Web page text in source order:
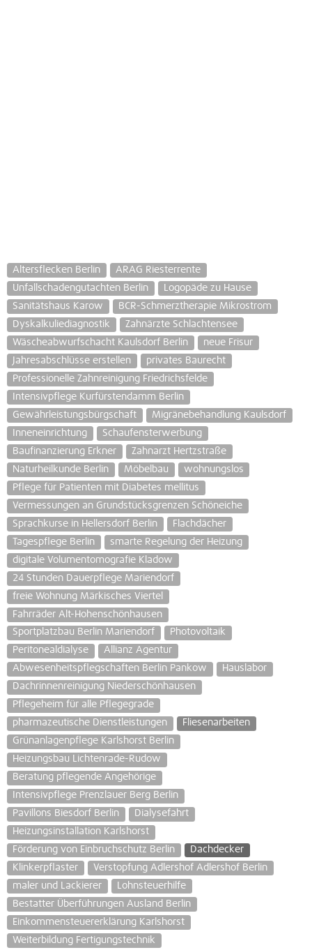
Altersflecken Berlin
ARAG Riesterrente
Unfallschadengutachten Berlin
Logopäde zu Hause
Sanitätshaus Karow
BCR-Schmerztherapie Mikrostrom
Dyskalkuliediagnostik
Zahnärzte Schlachtensee
Wäscheabwurfschacht Kaulsdorf Berlin
neue Frisur
Jahresabschlüsse erstellen
privates Baurecht
Professionelle Zahnreinigung Friedrichsfelde
Intensivpflege Kurfürstendamm Berlin
Gewährleistungsbürgschaft
Migränebehandlung Kaulsdorf
Inneneinrichtung
Schaufensterwerbung
Baufinanzierung Erkner
Zahnarzt Hertzstraße
Naturheilkunde Berlin
Möbelbau
wohnungslos
Pflege für Patienten mit Diabetes mellitus
Vermessungen an Grundstücksgrenzen Schöneiche
Sprachkurse in Hellersdorf Berlin
Flachdächer
Tagespflege Berlin
smarte Regelung der Heizung
digitale Volumentomografie Kladow
24 Stunden Dauerpflege Mariendorf
freie Wohnung Märkisches Viertel
Fahrräder Alt-Hohenschönhausen
Sportplatzbau Berlin Mariendorf
Photovoltaik
Peritonealdialyse
Allianz Agentur
Abwesenheitspflegschaften Berlin Pankow
Hauslabor
Dachrinnenreinigung Niederschönhausen
Pflegeheim für alle Pflegegrade
pharmazeutische Dienstleistungen
Fliesenarbeiten
Grünanlagenpflege Karlshorst Berlin
Heizungsbau Lichtenrade-Rudow
Beratung pflegende Angehörige
Intensivpflege Prenzlauer Berg Berlin
Pavillons Biesdorf Berlin
Dialysefahrt
Heizungsinstallation Karlshorst
Förderung von Einbruchschutz Berlin
Dachdecker
Klinkerpflaster
Verstopfung Adlershof Adlershof Berlin
maler und Lackierer
Lohnsteuerhilfe
Bestatter Überführungen Ausland Berlin
Einkommensteuererklärung Karlshorst
Weiterbildung Fertigungstechnik